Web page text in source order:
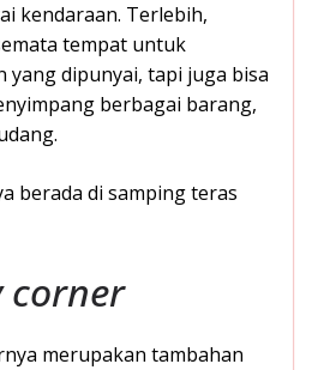
kendaraan. Terlebih,
tempat untuk
yang dipunyai, tapi juga bisa
berbagai barang,
berada di samping teras
corner
merupakan tambahan